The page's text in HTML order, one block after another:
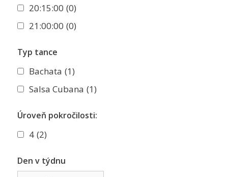
20:15:00 (0)
21:00:00 (0)
Typ tance
Bachata (1)
Salsa Cubana (1)
Úroveň pokročilosti:
4 (2)
Den v týdnu